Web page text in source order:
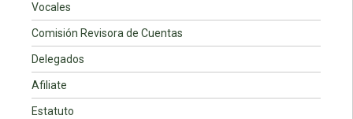
Vocales
Comisión Revisora de Cuentas
Delegados
Afiliate
Estatuto